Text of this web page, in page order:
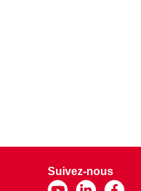
Suivez-nous